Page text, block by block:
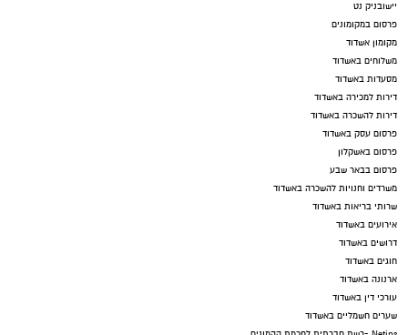
יישובניק נט
פרסום במקומונים
מקומון אשדוד
משלוחים באשדוד
מסעדות באשדוד
דירות למכירה באשדוד
דירות להשכרה באשדוד
פרסום עסק באשדוד
פרסום באשקלון
פרסום בבאר שבע
משרדים וחנויות להשכרה באשדוד
שרותי בריאות באשדוד
אירועים באשדוד
דרושים באשדוד
חוגים באשדוד
ארנונה באשדוד
עורכי דין באשדוד
שערים חשמליים באשדוד